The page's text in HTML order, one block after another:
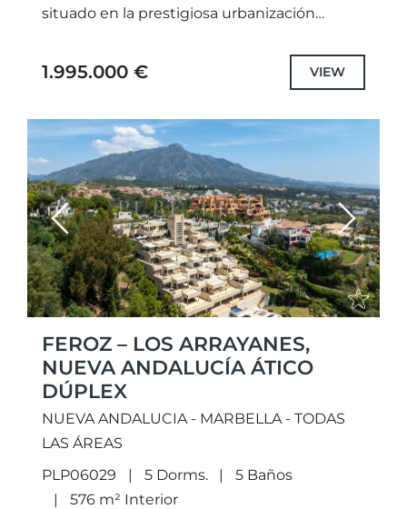
situado en la prestigiosa urbanización
Milla de Oro de Marbella.Con una superficie
1.995.000 € VIEW
Previous Next
FEROZ – LOS ARRAYANES,
NUEVA ANDALUCÍA ÁTICO
DÚPLEX
NUEVA ANDALUCIA - MARBELLA - TODAS
LAS ÁREAS
PLP06029
5 Dorms.
5 Baños
576 m² Interior